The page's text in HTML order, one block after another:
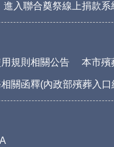
進入聯合奠祭線上捐款系
規則相關公告 本市殯
關函釋(內政部殯葬入口